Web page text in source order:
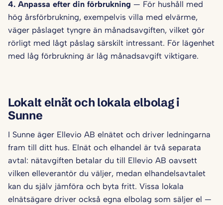
4. Anpassa efter din förbrukning — För hushåll med
hög årsförbrukning, exempelvis villa med elvärme,
väger påslaget tyngre än månadsavgiften, vilket gör
rörligt med lågt påslag särskilt intressant. För lägenhet
med låg förbrukning är låg månadsavgift viktigare.
Lokalt elnät och lokala elbolag i
Sunne
I Sunne äger Ellevio AB elnätet och driver ledningarna
fram till ditt hus. Elnät och elhandel är två separata
avtal: nätavgiften betalar du till Ellevio AB oavsett
vilken elleverantör du väljer, medan elhandelsavtalet
kan du själv jämföra och byta fritt. Vissa lokala
elnätsägare driver också egna elbolag som säljer el —